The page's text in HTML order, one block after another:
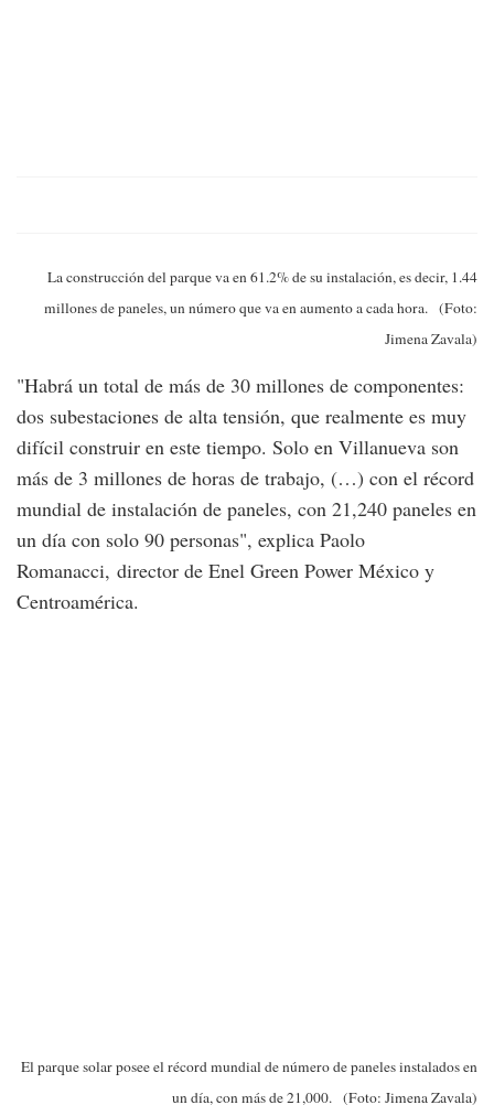
La construcción del parque va en 61.2% de su instalación, es decir, 1.44
millones de paneles, un número que va en aumento a cada hora. (Foto:
Jimena Zavala)
"Habrá un total de más de 30 millones de componentes:
dos subestaciones de alta tensión, que realmente es muy
difícil construir en este tiempo. Solo en Villanueva son
más de 3 millones de horas de trabajo, (…) con el récord
mundial de instalación de paneles, con 21,240 paneles en
un día con solo 90 personas", explica Paolo
Romanacci, director de Enel Green Power México y
Centroamérica.
El parque solar posee el récord mundial de número de paneles instalados en
un día, con más de 21,000. (Foto: Jimena Zavala)